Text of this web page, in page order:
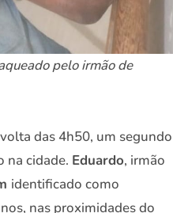
pelo irmão de
das 4h50, um segundo
na cidade. Eduardo, irmão
identificado como
nas proximidades do